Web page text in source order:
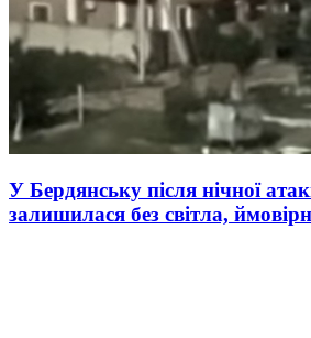
У Бердянську після нічної
залишилася без світла,